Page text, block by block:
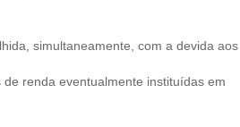
simultaneamente, com a devida aos
renda eventualmente instituídas em